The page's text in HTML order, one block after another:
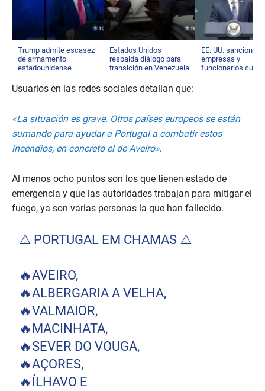
Trump admite escasez
de armamento
estadounidense
Estados Unidos
respalda diálogo para
transición en Venezuela
EE. UU. sanciona a
empresas y
funcionarios
Usuarios en las redes sociales detallan que:
«La situación es grave. Otros países europeos se están
sumando para ayudar a Portugal a combatir estos
incendios, en concreto el de Aveiro».
Al menos ocho puntos son los que tienen estado de
emergencia y que las autoridades trabajan para mitigar el
fuego, ya son varias personas la que han fallecido.
⚠️ PORTUGAL EM CHAMAS ⚠️
🔥AVEIRO,
🔥ALBERGARIA A VELHA,
🔥VALMAIOR,
🔥MACINHATA,
🔥SEVER DO VOUGA,
🔥AÇORES,
🔥ÍLHAVO E